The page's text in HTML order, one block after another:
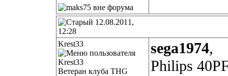
12.08.2011,
12:28
Krest33
Ветеран клуба THG
sega1974,
Philips